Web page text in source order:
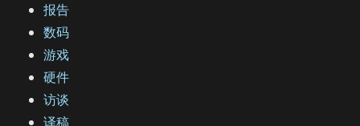
报告
数码
游戏
硬件
访谈
译稿